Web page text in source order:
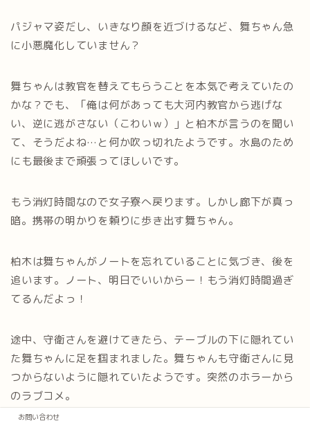
パジャマ姿だし、いきなり顔を近づけるなど、舞ちゃん急
に小悪魔化していません？
舞ちゃんは教官を替えてもらうことを本気で考えていたの
かな？でも、「俺は何があっても大河内教官から逃げな
い、逆に逃がさない（こわいｗ）」と柏木が言うのを聞い
て、そうだよね…と何か吹っ切れたようです。水島のため
にも最後まで頑張ってほしいです。
もう消灯時間なので女子寮へ戻ります。しかし廊下が真っ
暗。携帯の明かりを頼りに歩き出す舞ちゃん。
柏木は舞ちゃんがノートを忘れていることに気づき、後を
追います。ノート、明日でいいからー！もう消灯時間過ぎ
てるんだよっ！
途中、守衛さんを避けてきたら、テーブルの下に隠れてい
た舞ちゃんに足を掴まれました。舞ちゃんも守衛さんに見
つからないように隠れていたようです。突然のホラーから
のラブコメ。
お問い合わせ